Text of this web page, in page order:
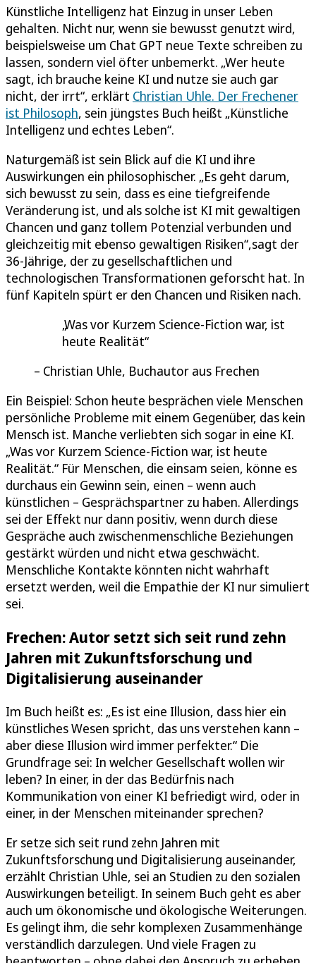
Künstliche Intelligenz hat Einzug in unser Leben
gehalten. Nicht nur, wenn sie bewusst genutzt wird,
beispielsweise um Chat GPT neue Texte schreiben zu
lassen, sondern viel öfter unbemerkt. „Wer heute
sagt, ich brauche keine KI und nutze sie auch gar
nicht, der irrt“, erklärt Christian Uhle. Der Frechener
ist Philosoph, sein jüngstes Buch heißt „Künstliche
Intelligenz und echtes Leben“.
Naturgemäß ist sein Blick auf die KI und ihre
Auswirkungen ein philosophischer. „Es geht darum,
sich bewusst zu sein, dass es eine tiefgreifende
Veränderung ist, und als solche ist KI mit gewaltigen
Chancen und ganz tollem Potenzial verbunden und
gleichzeitig mit ebenso gewaltigen Risiken“,sagt der
36-Jährige, der zu gesellschaftlichen und
technologischen Transformationen geforscht hat. In
fünf Kapiteln spürt er den Chancen und Risiken nach.
Was vor Kurzem Science-Fiction war, ist
heute Realität
Christian Uhle, Buchautor aus Frechen
Ein Beispiel: Schon heute besprächen viele Menschen
persönliche Probleme mit einem Gegenüber, das kein
Mensch ist. Manche verliebten sich sogar in eine KI.
„Was vor Kurzem Science-Fiction war, ist heute
Realität.“ Für Menschen, die einsam seien, könne es
durchaus ein Gewinn sein, einen – wenn auch
künstlichen – Gesprächspartner zu haben. Allerdings
sei der Effekt nur dann positiv, wenn durch diese
Gespräche auch zwischenmenschliche Beziehungen
gestärkt würden und nicht etwa geschwächt.
Menschliche Kontakte könnten nicht wahrhaft
ersetzt werden, weil die Empathie der KI nur simuliert
sei.
Frechen: Autor setzt sich seit rund zehn
Jahren mit Zukunftsforschung und
Digitalisierung auseinander
Im Buch heißt es: „Es ist eine Illusion, dass hier ein
künstliches Wesen spricht, das uns verstehen kann –
aber diese Illusion wird immer perfekter.“ Die
Grundfrage sei: In welcher Gesellschaft wollen wir
leben? In einer, in der das Bedürfnis nach
Kommunikation von einer KI befriedigt wird, oder in
einer, in der Menschen miteinander sprechen?
Er setze sich seit rund zehn Jahren mit
Zukunftsforschung und Digitalisierung auseinander,
erzählt Christian Uhle, sei an Studien zu den sozialen
Auswirkungen beteiligt. In seinem Buch geht es aber
auch um ökonomische und ökologische Weiterungen.
Es gelingt ihm, die sehr komplexen Zusammenhänge
verständlich darzulegen. Und viele Fragen zu